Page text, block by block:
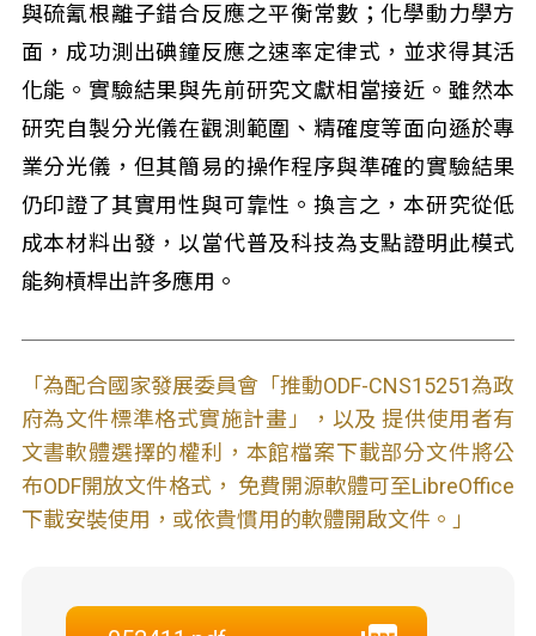
與硫氰根離子錯合反應之平衡常數；化學動力學方
面，成功測出碘鐘反應之速率定律式，並求得其活
化能。實驗結果與先前研究文獻相當接近。雖然本
研究自製分光儀在觀測範圍、精確度等面向遜於專
業分光儀，但其簡易的操作程序與準確的實驗結果
仍印證了其實用性與可靠性。換言之，本研究從低
成本材料出發，以當代普及科技為支點證明此模式
能夠槓桿出許多應用。
「為配合國家發展委員會「推動ODF-CNS15251為政
府為文件標準格式實施計畫」，以及 提供使用者有
文書軟體選擇的權利，本館檔案下載部分文件將公
布ODF開放文件格式， 免費開源軟體可至LibreOffice
下載安裝使用，或依貴慣用的軟體開啟文件。」